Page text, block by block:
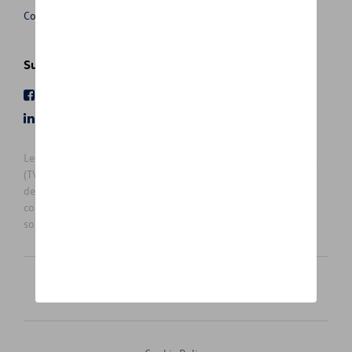
Conditions de vente
Suivez nous
Les prix affichés sur le présent site sont des prix recommandés
(TVAc), hors éventuels frais de montage. Pour connaitre le prix
de vente actuel et les éventuels frais de montage, veuillez
contacter votre concessionnaire/agent. Les prix recommandés
sont sujets à des changements sans préavis.